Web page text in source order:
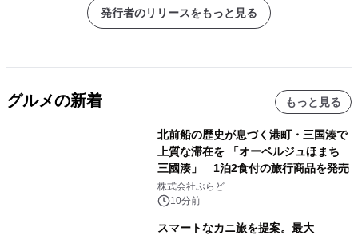
発行者のリリースをもっと見る
グルメの新着 もっと見る
北前船の歴史が息づく港町・三国湊で
上質な滞在を 「オーベルジュほまち
三國湊」 1泊2食付の旅行商品を発売
株式会社ぷらど
10分前
スマートなカニ旅を提案。最大